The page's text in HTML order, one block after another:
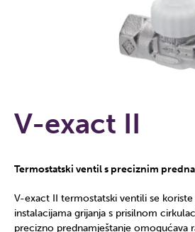
V-exact II
Termostatski ventil s preciznim
V-exact II termostatski ventili se
instalacijama grijanja s prisilnom
precizno prednamještanje omogućava